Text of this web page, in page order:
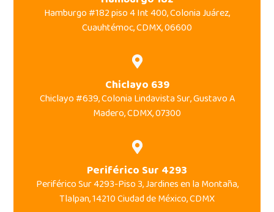
Hamburgo #182 piso 4 Int 400, Colonia Juárez,
Cuauhtémoc, CDMX, 06600
Chiclayo 639
Chiclayo #639, Colonia Lindavista Sur, Gustavo A
Madero, CDMX, 07300
Periférico Sur 4293
Periférico Sur 4293-Piso 3, Jardines en la Montaña,
Tlalpan, 14210 Ciudad de México, CDMX